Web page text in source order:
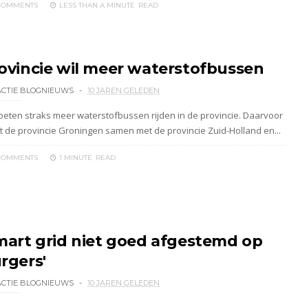
LESS THAN A MINUTE READ
wil meer waterstofbussen
BLOGNIEUWS 10 JAREN GELEDEN
straks meer waterstofbussen rijden in de provincie. Daarvoor
de provincie Groningen samen met de provincie Zuid-Holland en...
1 MINUTE READ
grid niet goed afgestemd op
BLOGNIEUWS 10 JAREN GELEDEN